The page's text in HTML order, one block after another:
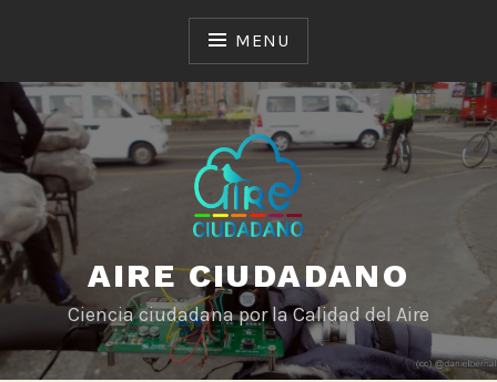
MENU
AIRE CIUDADANO
Ciencia ciudadana por la Calidad del Aire